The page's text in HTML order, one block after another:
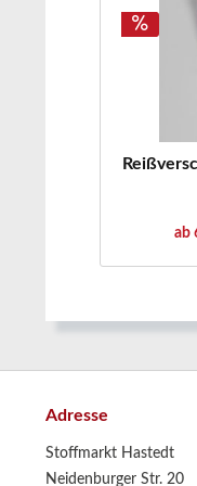
ab
Adresse
Stoffmarkt Hastedt
Neidenburger Str. 20